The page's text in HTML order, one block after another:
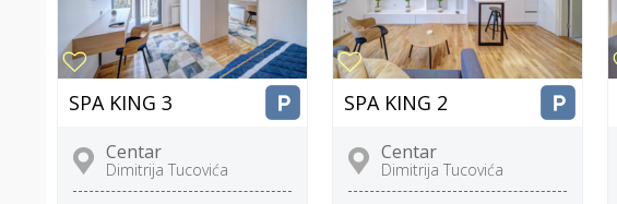
SPA KING 3
Centar
Dimitrija Tucovića
SPA KING 2
Centar
Dimitrija Tucovića